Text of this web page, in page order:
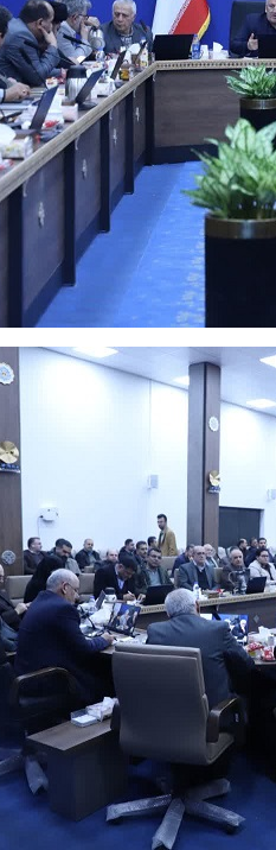
تصاویر / مراسم احیای ماه
ساری